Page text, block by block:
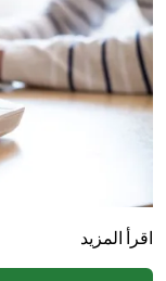
اقرأ المزيد